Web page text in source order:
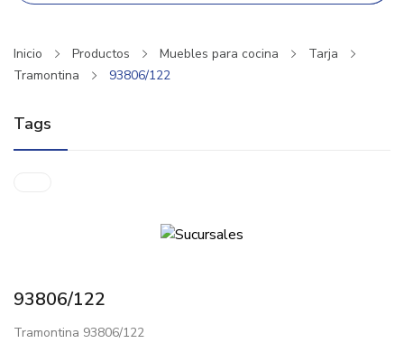
Inicio Productos Muebles para cocina
Tarja
Tramontina
93806/122
Tags
93806/122
Tramontina 93806/122